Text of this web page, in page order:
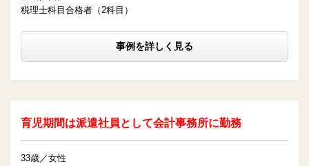
税理士科目合格者（2科目）
事例を詳しく見る
育児期間は派遣社員として会計事務所に勤務
33歳／女性